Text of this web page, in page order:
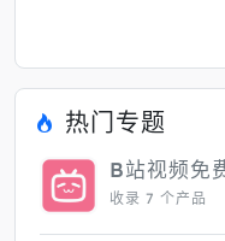
热门专题
B站视频免
收录 7 个产品